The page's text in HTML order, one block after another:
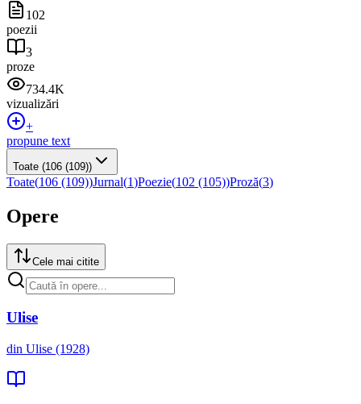
102
poezii
3
proze
734.4K
vizualizări
+
propune text
Toate (106 (109))
Toate(106 (109))Jurnal(1)Poezie(102 (105))Proză(3)
Opere
Cele mai citite
Ulise
din Ulise (1928)